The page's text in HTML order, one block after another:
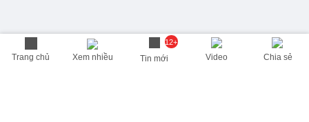
Trang chủ Xem nhiều
12+
Tin mới Video Chia sẻ